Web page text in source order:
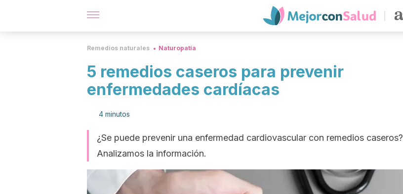
Remedios naturales Naturopatía
5 remedios caseros para prevenir
enfermedades cardíacas
4 minutos
¿Se puede prevenir una enfermedad cardiovascular con remedios caseros?
Analizamos la información.